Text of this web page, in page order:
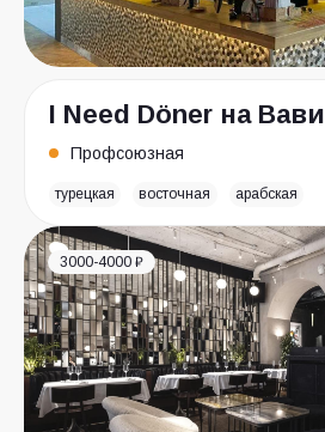
I Need Döner на
Профсоюзная
турецкая восточная арабская
3000-4000 ₽